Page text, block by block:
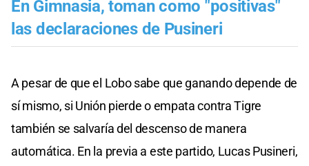
En Gimnasia, toman como "positivas"
las declaraciones de Pusineri
A pesar de que el Lobo sabe que ganando depende de
sí mismo, si Unión pierde o empata contra Tigre
también se salvaría del descenso de manera
automática. En la previa a este partido, Lucas Pusineri,